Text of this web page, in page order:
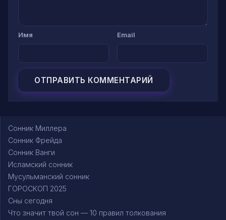
Имя Email
Сонник Миллера
Сонник Фрейда
Сонник Ванги
Исламский сонник
Мусульманский сонник
ГОРОСКОП 2025
Сны сегодня
Что значит твой сон — 10 правил толкования